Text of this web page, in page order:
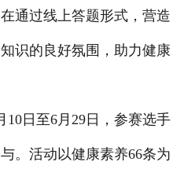
通过线上答题形式，营造
识的良好氛围，助力健康
日至6月29日，参赛选手
。活动以健康素养66条为